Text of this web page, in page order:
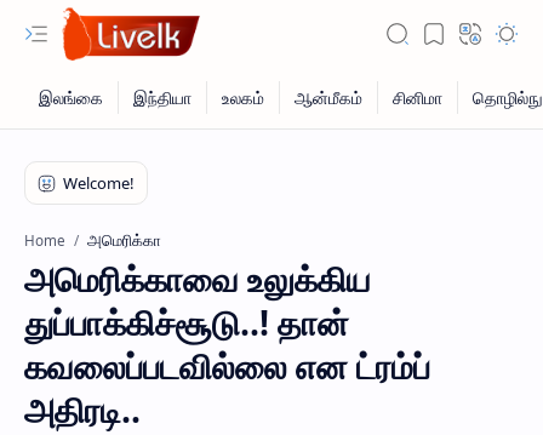
Home அமெரிக்கா
அமெரிக்காவை உலுக்கிய
துப்பாக்கிச்சூடு..! தான்
கவலைப்படவில்லை என ட்ரம்ப்
அதிரடி..